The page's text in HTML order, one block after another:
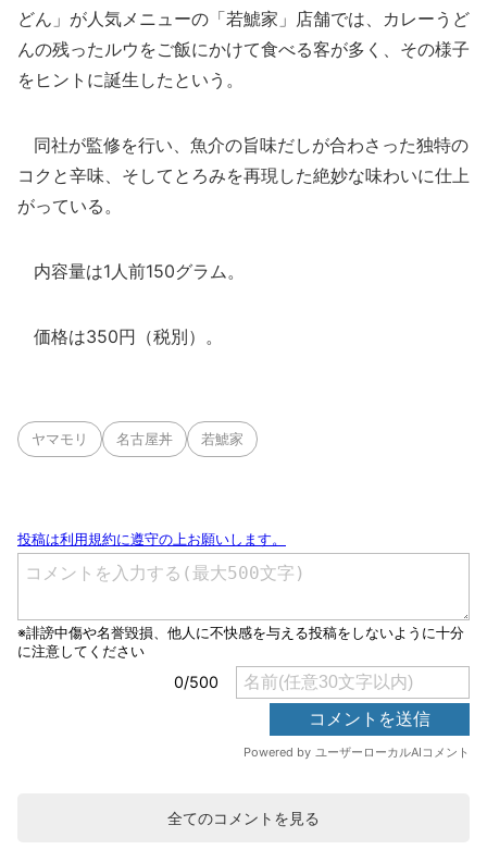
どん」が人気メニューの「若鯱家」店舗では、カレーうど
んの残ったルウをご飯にかけて食べる客が多く、その様子
をヒントに誕生したという。
同社が監修を行い、魚介の旨味だしが合わさった独特の
コクと辛味、そしてとろみを再現した絶妙な味わいに仕上
がっている。
内容量は1人前150グラム。
価格は350円（税別）。
ヤマモリ 名古屋丼 若鯱家
全てのコメントを見る